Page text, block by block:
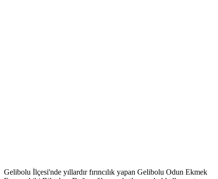
Gelibolu İlçesi'nde yıllardır fırıncılık yapan Gelibolu Odun Ekmek